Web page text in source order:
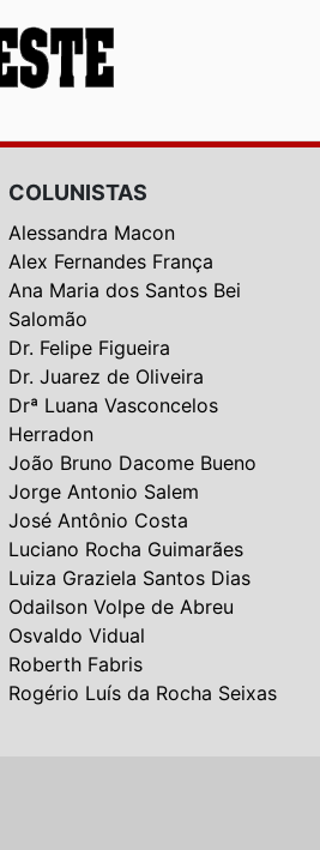
COLUNISTAS
Alessandra Macon
Alex Fernandes França
Ana Maria dos Santos Bei
Salomão
Dr. Felipe Figueira
Dr. Juarez de Oliveira
Drª Luana Vasconcelos
Herradon
João Bruno Dacome Bueno
Jorge Antonio Salem
José Antônio Costa
Luciano Rocha Guimarães
Luiza Graziela Santos Dias
Odailson Volpe de Abreu
Osvaldo Vidual
Roberth Fabris
Rogério Luís da Rocha Seixas